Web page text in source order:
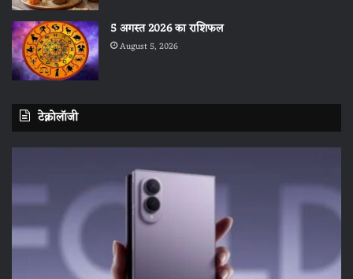
5 अगस्त 2026 का राशिफल
August 5, 2026
टेक्नोलॉजी